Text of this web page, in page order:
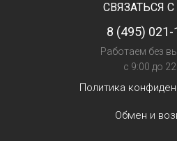
СВЯЗАТЬСЯ
8 (495) 021-
Работаем без
с 9:00 до
Политика
Обмен и